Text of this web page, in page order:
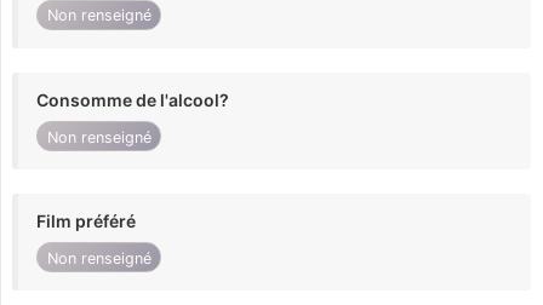
Non renseigné
Consomme de l'alcool?
Non renseigné
Film préféré
Non renseigné